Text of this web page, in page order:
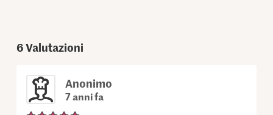
6Valutazioni
Anonimo
7 anni fa